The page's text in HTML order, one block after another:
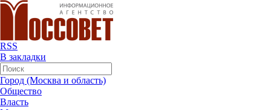
RSS
В закладки
Город (Москва и область)
Общество
Власть